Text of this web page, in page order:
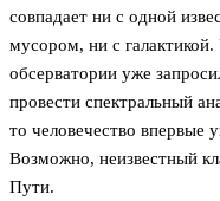
совпадает ни с одной
мусором, ни с
обсерватории уже
провести спектральный
то человечество впервые
Возможно, неизвестный
Пути.